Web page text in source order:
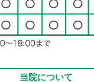
当院について